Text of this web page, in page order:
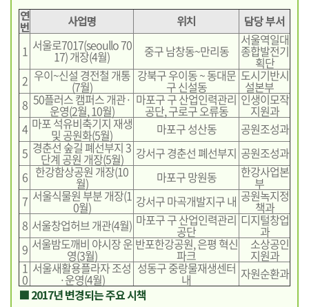
연
번 사업명 위치
담당 부서
1 서울로7017(seoullo 70
17) 개장(4월) 중구 남창동~만리동
서울역일대
종합발전기
획단
2 우이~신설 경전철 개통
(7월)
강북구 우이동 ~ 동대문
구 신설동
도시기반시
설본부
8 50플러스 캠퍼스 개관·
운영(2월, 10월)
마포구 구 산업인력관리
공단, 구로구 오류동
인생이모작
지원과
4 마포 석유비축기지 재생
및 공원화(5월) 마포구 성산동
공원조성과
5 경춘선 숲길 폐선부지 3
단계 공원 개장(5월) 강서구 경춘선 폐선부지 공원조성과
6 한강함상공원 개장(10
월) 마포구 망원동 한강사업본
부
7 서울식물원 부분 개장(1
0월) 강서구 마곡개발지구 내 공원녹지정
책과
8 서울창업허브 개관(4월) 마포구 구 산업인력관리
공단
디지털창업
과
9 서울밤도깨비 야시장 운
영(3월)
반포한강공원, 은평 혁신
파크
소상공인
지원과
1
0
서울새활용플라자 조성
·운영(4월)
성동구 중랑물재생센터
내
자원순환과
■ 2017년 변경되는 주요 시책